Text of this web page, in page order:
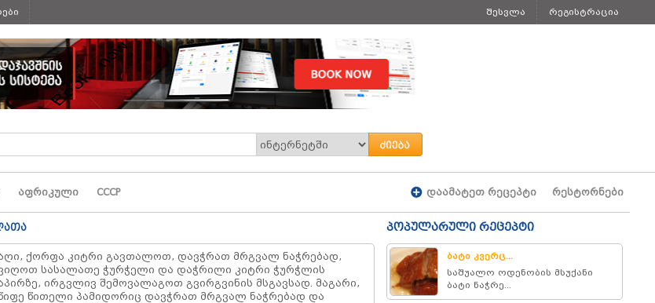
შესვლა რეგისტრაცია
აფრიკული СССР დაამატეთ რეცეპტი რესტორნები
ქორფა კიტრი გავთალოთ, დავჭრათ მრგვალ ნაჭრებად,
სასალათე ჭურჭელი და დაჭრილი კიტრი ჭურჭლის
ირგვლივ შემოვალაგოთ გვირგვინის მსგავსად. მაგარი,
წითელი პამიდორიც დავჭრათ მრგვალ ნაჭრებად და
პოპულარული რეცეპტი
ბატი კვერც...
საშუალო ოდენობის მსუქანი
ბატი ნაჭრე...